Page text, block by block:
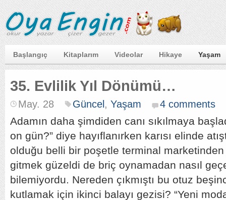
Başlangıç Kitaplarım Videolar Hikaye Yaşam
35. Evlilik Yıl Dönümü…
May. 28 Güncel , Yaşam 4 comments
Adamın daha şimdiden canı sıkılmaya
on gün?” diye hayıflanırken karısı elinde
olduğu belli bir poşetle terminal marketinden
gitmek güzeldi de briç oynamadan nasıl
bilemiyordu. Nereden çıkmıştı bu otuz
kutlamak için ikinci balayı gezisi? “Yeni